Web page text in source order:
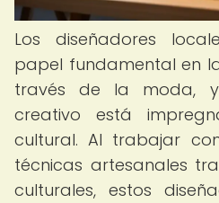
Los diseñadores
papel fundamental en
través de la moda,
creativo está
cultural. Al trabajar
técnicas artesanales
culturales, estos